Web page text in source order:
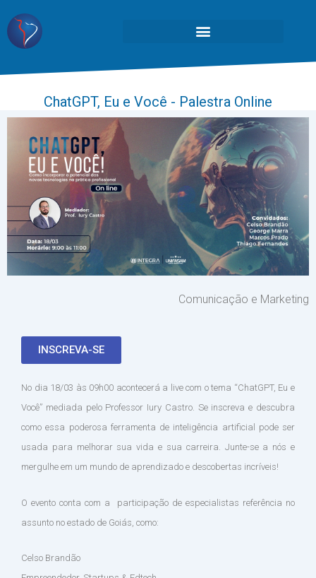
ChatGPT, Eu e Você - Palestra Online
Comunicação e Marketing
INSCREVA-SE
No dia 18/03 às 09h00 acontecerá a live com o tema “ChatGPT, Eu e
Você” mediada pelo Professor Iury Castro. Se inscreva e descubra
como essa poderosa ferramenta de inteligência artificial pode ser
usada para melhorar sua vida e sua carreira. Junte-se a nós e
mergulhe em um mundo de aprendizado e descobertas incríveis!
O evento conta com a participação de especialistas referência no
assunto no estado de Goiás, como:
Celso Brandão